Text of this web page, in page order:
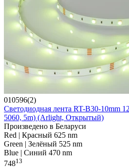
010596(2)
Светодиодная лента RT-B30-10mm
5060, 5m) (Arlight, Открытый)
Произведено в Беларуси
Red | Красный 625 nm
Green | Зелёный 525 nm
Blue | Синий 470 nm
74813